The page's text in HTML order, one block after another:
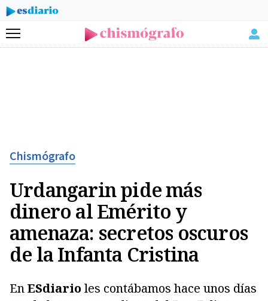
Menú
Chismógrafo
Urdangarin pide más
dinero al Emérito y
amenaza: secretos oscuros
de la Infanta Cristina
EnESdiario les contábamos hace unos días